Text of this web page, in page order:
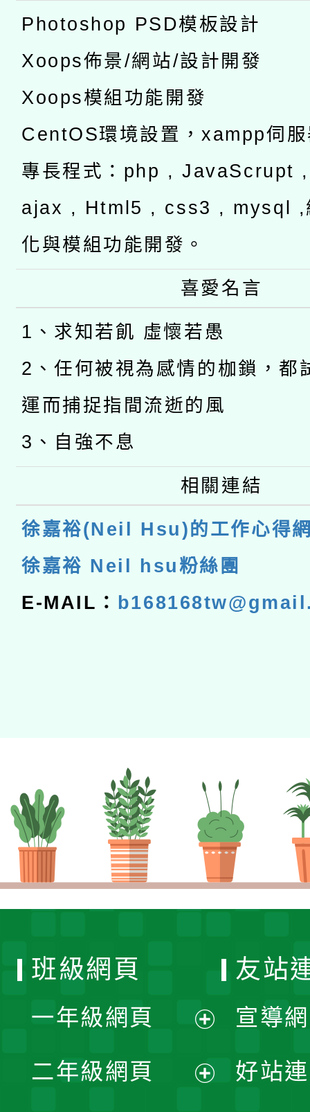
Photoshop PSD模板設計
Xoops佈景/網站/設計開發
Xoops模組功能開發
CentOS環境設置，xampp伺
專長程式：php , JavaScrupt
ajax , Html5 , css3 , mysql ,
化與模組功能開發。
喜愛名言
1、求知若飢 虛懷若愚
2、任何被視為感情的枷鎖，都
運而捕捉指間流逝的風
3、自強不息
相關連結
徐嘉裕(Neil Hsu)的工作心得
徐嘉裕 Neil hsu粉絲團
E-MAIL：
班級網頁
一年級網頁
開
二年級網頁
友站
宣導
好站